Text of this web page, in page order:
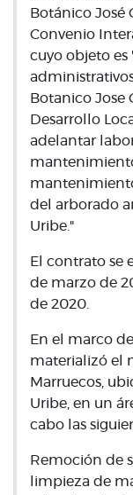
Botánico José
Convenio
cuyo objeto es
Botanico Jose
Desarrollo
adelantar
del arborado
Uribe."
El contrato se
de marzo de
de 2020.
En el marco
materializó el
Marruecos,
Uribe, en un
cabo las
Remoción de
limpieza de